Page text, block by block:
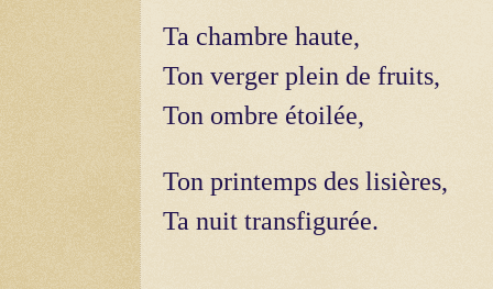
Ta chambre haute,
Ton verger plein de fruits,
Ton ombre étoilée,
Ton printemps des lisières,
Ta nuit transfigurée.